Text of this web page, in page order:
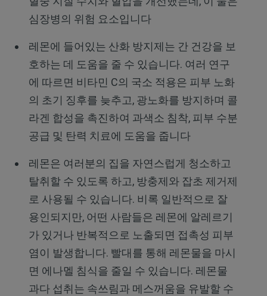
심장병의 위험 요소입니다
레몬에 들어있는 산화 방지제는 간 건강을 보
호하는 데 도움을 줄 수 있습니다. 여러 연구
에 따르면 비타민 C의 국소 적용은 피부 노화
의 초기 징후를 늦추고, 광노화를 방지하며 콜
라겐 합성을 촉진하여 과색소 침착, 피부 수분
공급 및 탄력 치료에 도움을 줍니다
레몬은 여러분의 집을 자연스럽게 청소하고
탈취할 수 있도록 하고, 방충제와 잡초 제거제
로 사용될 수 있습니다. 비록 일반적으로 잘
용인되지만, 어떤 사람들은 레몬에 알레르기
가 있거나 반복적으로 노출되면 접촉성 피부
염이 발생합니다. 빨대를 통해 레몬물을 마시
면 에나멜 침식을 줄일 수 있습니다. 레몬물
과다 섭취는 속쓰림과 메스꺼움을 유발할 수